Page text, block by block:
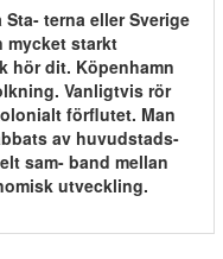
terna eller Sverige
mycket starkt
hör dit. Köpenhamn
Vanligtvis rör
förflutet. Man
av huvudstads-
sam- band mellan
utveckling.